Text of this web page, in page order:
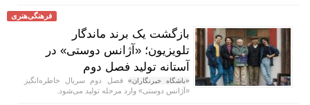
فرهنگی‌هنری
بازگشت یک برند ماندگار
تلویزیون؛ «آژانس دوستی» در
آستانه تولید فصل دوم
«باشگاه خبرنگاران» فصل دوم سریال خاطره‌انگیز
«آژانس دوستی» وارد مرحله تولید می‌شود.